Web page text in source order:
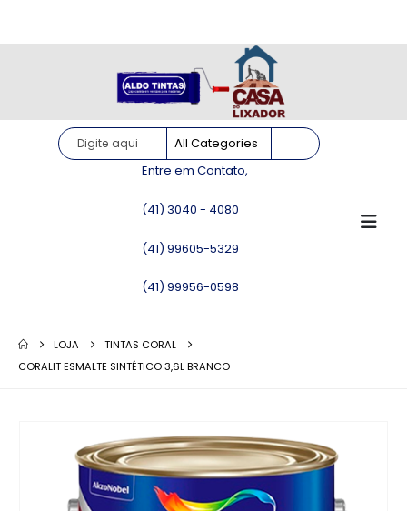
Entre em Contato,
(41) 3040 - 4080
(41) 99605-5329
(41) 99956-0598
LOJA
TINTAS CORAL
CORALIT ESMALTE SINTÉTICO 3,6L BRANCO